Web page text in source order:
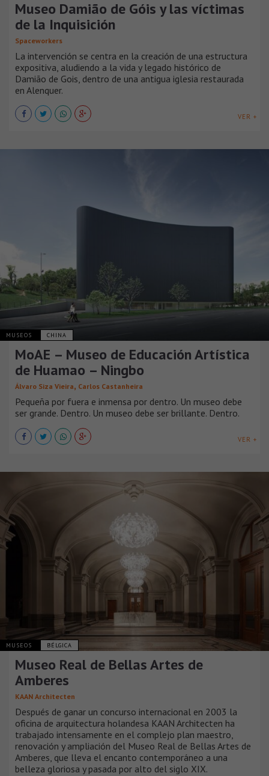
Museo Damião de Góis y las víctimas
de la Inquisición
Spaceworkers
La intervención se centra en la creación de una estructura
expositiva, aludiendo a la vida y legado histórico de
Damião de Gois, dentro de una antigua iglesia restaurada
en Alenquer.
VER +
MUSEOS CHINA
MoAE – Museo de Educación Artística
de Huamao – Ningbo
Álvaro Siza Vieira, Carlos Castanheira
Pequeña por fuera e inmensa por dentro. Un museo debe
ser grande. Dentro. Un museo debe ser brillante. Dentro.
VER +
MUSEOS BÉLGICA
Museo Real de Bellas Artes de
Amberes
KAAN Architecten
Después de ganar un concurso internacional en 2003 la
oficina de arquitectura holandesa KAAN Architecten ha
trabajado intensamente en el complejo plan maestro,
renovación y ampliación del Museo Real de Bellas Artes de
Amberes, que lleva el encanto contemporáneo a una
belleza gloriosa y pasada por alto del siglo XIX.